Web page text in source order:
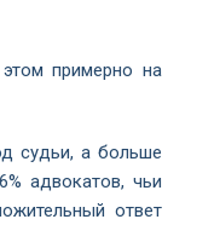
примерно на
судьи, а больше
адвокатов, чьи
ответ